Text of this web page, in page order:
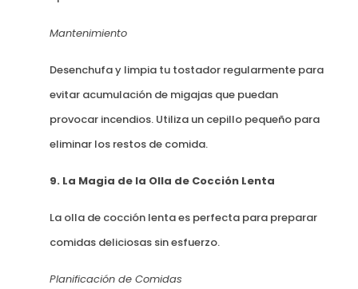
Mantenimiento
Desenchufa y limpia tu tostador regularmente para
evitar acumulación de migajas que puedan
provocar incendios. Utiliza un cepillo pequeño para
eliminar los restos de comida.
9. La Magia de la Olla de Cocción Lenta
La olla de cocción lenta es perfecta para preparar
comidas deliciosas sin esfuerzo.
Planificación de Comidas